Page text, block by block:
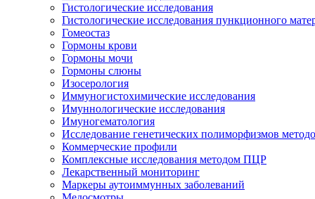
Гистологические исследования
Гистологические исследования пункционного
Гомеостаз
Гормоны крови
Гормоны мочи
Гормоны слюны
Изосерология
Иммуногистохимические исследования
Имуннологические исследования
Имуногематология
Исследование генетических полиморфизмов
Коммерческие профили
Комплексные исследования методом ПЦР
Лекарственный мониторинг
Маркеры аутоиммунных заболеваний